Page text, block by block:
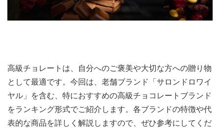
高級チョレートは、自分へのご褒美や大切な方への贈り物
として最適です。今回は、老舗ブランド「サロンドロワイ
ヤル」を含む、特におすすめの高級チョコレートブランド
をランキング形式でご紹介します。各ブランドの特徴や代
表的な商品を詳しく解説しますので、ぜひ参考にしてくだ